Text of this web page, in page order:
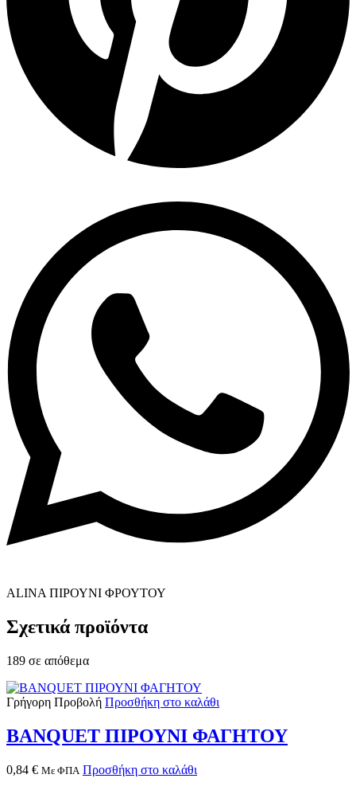
ALINA ΠΙΡΟΥΝΙ ΦΡΟΥΤΟΥ
Σχετικά προϊόντα
189 σε απόθεμα
Γρήγορη Προβολή Προσθήκη στο καλάθι
BANQUET ΠΙΡΟΥΝΙ ΦΑΓΗΤΟΥ
0,84 € Με ΦΠΑ Προσθήκη στο καλάθι